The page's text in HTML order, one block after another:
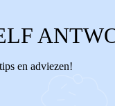
en adviezen!